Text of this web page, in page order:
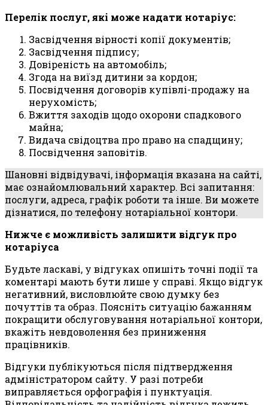
Перелік послуг, які може надати нотаріус:
Засвідчення вірності копії документів;
Засвідчення підпису;
Довіреність на автомобіль;
Згода на виїзд дитини за кордон;
Посвідчення договорів купівлі-продажу на
нерухомість;
Вжиття заходів щодо охорони спадкового
майна;
Видача свідоцтва про право на спадщину;
Посвідчення заповітів.
Шановні відвідувачі, інформація вказана на сайті,
має ознайомлювальний характер. Всі запитання:
послуги, адреса, графік роботи та інше. Ви можете
дізнатися, по телефону нотаріальної контори.
Нижче є можливість залишити відгук про
нотаріуса
Будьте ласкаві, у відгуках опишіть точні події та
коментарі мають бути лише у справі. Якщо відгук
негативний, висловлюйте свою думку без
почуттів та образ. Поясніть ситуацію бажанням
покращити обслуговування нотаріальної контори,
вкажіть невдоволення без приниження
працівників.
Відгуки публікуються після підтвердження
адміністратором сайту. У разі потреби
виправляється орфографія і пунктуація.